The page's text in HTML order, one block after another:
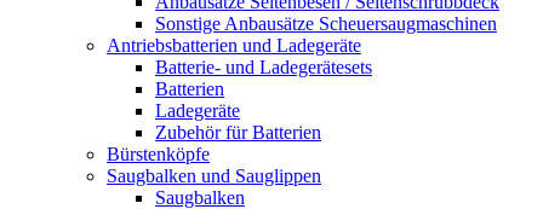
Sonstige Anbausätze Scheuersaugmaschinen
Antriebsbatterien und Ladegeräte
Batterie- und Ladegerätesets
Batterien
Ladegeräte
Zubehör für Batterien
Bürstenköpfe
Saugbalken und Sauglippen
Saugbalken